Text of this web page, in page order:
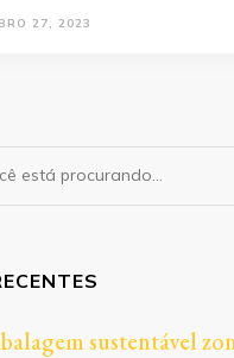
27, 2023
sustentável